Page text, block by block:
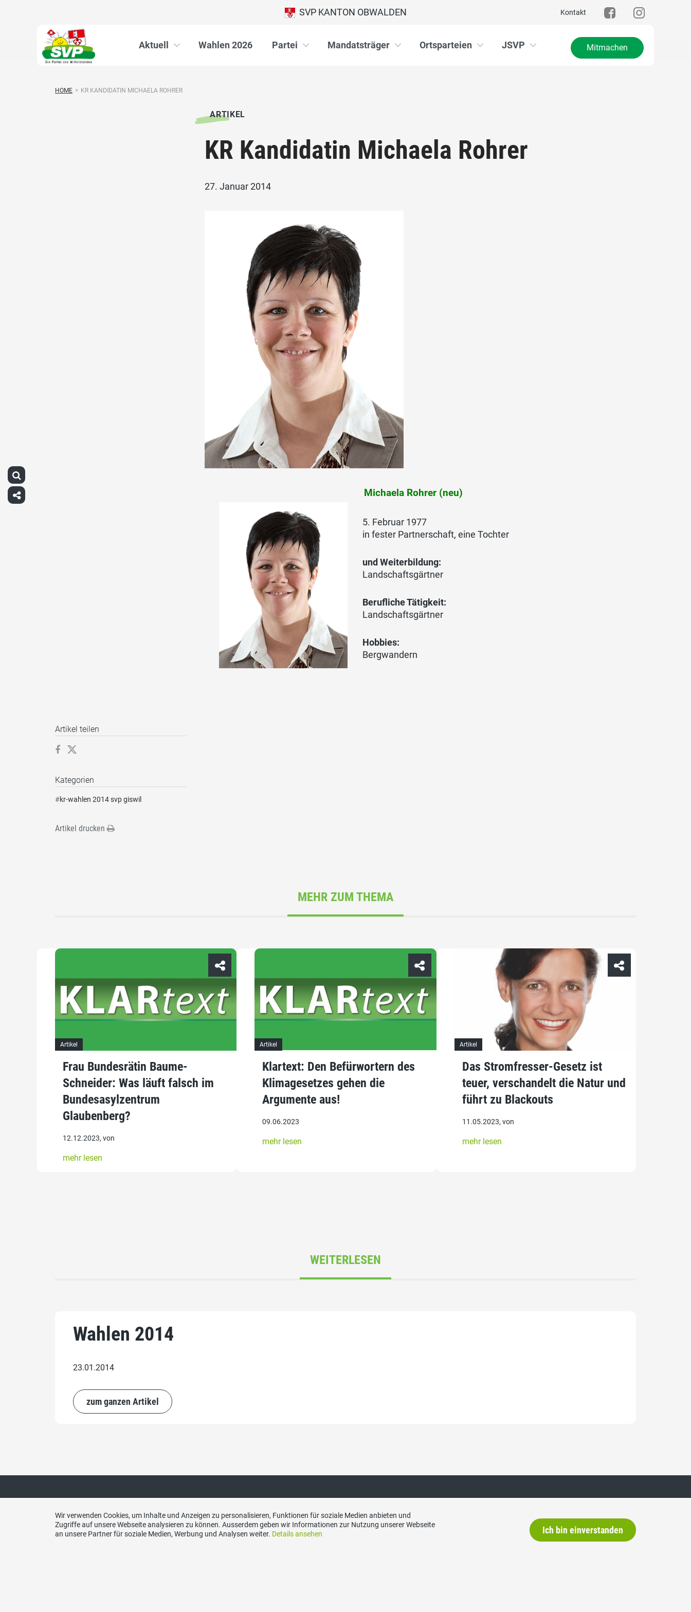
Kontakt
SVP KANTON OBWALDEN
Aktuell Wahlen 2026 Partei Mandatsträger Ortsparteien JSVP Mitmachen
HOME > KR KANDIDATIN MICHAELA ROHRER
ARTIKEL
KR Kandidatin Michaela Rohrer
27. Januar 2014
Michaela Rohrer (neu)
5. Februar 1977
in fester Partnerschaft, eine Tochter
und Weiterbildung:
Landschaftsgärtner
Berufliche Tätigkeit:
Landschaftsgärtner
Hobbies:
Bergwandern
Artikel teilen
Kategorien
#kr-wahlen 2014 svp giswil
Artikel drucken
MEHR ZUM THEMA
Artikel
Frau Bundesrätin Baume-
Schneider: Was läuft falsch im
Bundesasylzentrum
Glaubenberg?
12.12.2023, von
mehr lesen
Artikel
Klartext: Den Befürwortern des
Klimagesetzes gehen die
Argumente aus!
09.06.2023
mehr lesen
Artikel
Das Stromfresser-Gesetz ist
teuer, verschandelt die Natur und
führt zu Blackouts
11.05.2023, von
mehr lesen
WEITERLESEN
Wahlen 2014
23.01.2014
zum ganzen Artikel
Kontakt EU-Vertragspaket Nachhaltigkeits-Initiative Neutralitäts-Initiative
Wir verwenden Cookies, um Inhalte und Anzeigen zu personalisieren, Funktionen für soziale Medien anbieten und
Zugriffe auf unsere Webseite analysieren zu können. Ausserdem geben wir Informationen zur Nutzung unserer Webseite
an unsere Partner für soziale Medien, Werbung und Analysen weiter. Details ansehen Ich bin einverstanden